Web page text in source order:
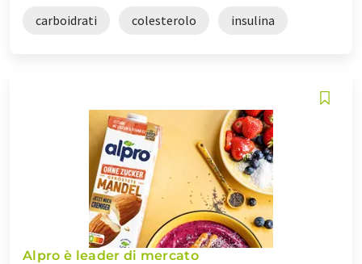
carboidrati colesterolo insulina
Alpro è leader di mercato